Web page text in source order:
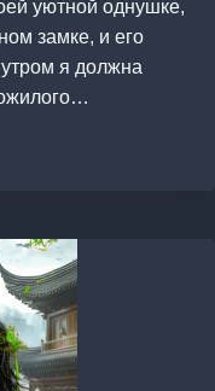
уютной однушке,
замке, и его
я должна